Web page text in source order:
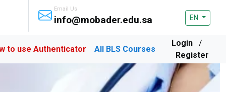
Email Us
info@mobader.edu.sa EN
to use Authenticator All BLS Courses
Login
/
Register